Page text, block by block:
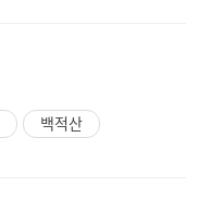
백적산